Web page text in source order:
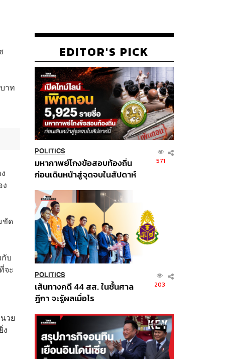
าท
ขัด
บ
จะ
วย
ง
EDITOR'S PICK
POLITICS
มหากาพย์โกงข้อสอบท้องถิ่น
ก่อนเดินหน้าสู่จุดจบในสัปดาห์
571
POLITICS
เส้นทางคดี 44 สส. ในชั้นศาล
ฎีกา จะรู้ผลเมื่อไร
203